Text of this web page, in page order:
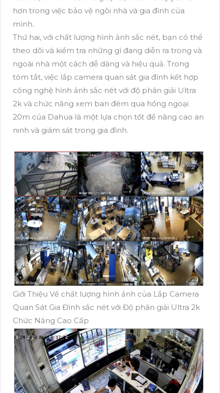
hơn trong việc bảo vệ ngôi nhà và gia đình của
mình.
Thứ hai, với chất lượng hình ảnh sắc nét, bạn có thể
theo dõi và kiểm tra những gì đang diễn ra trong và
ngoài nhà một cách dễ dàng và hiệu quả. Trong
tóm tắt, việc lắp camera quan sát gia đình kết hợp
công nghệ hình ảnh sắc nét với độ phân giải Ultra
2k và chức năng xem ban đêm qua hồng ngoại
20m của Dahua là một lựa chọn tốt để nâng cao an
ninh và giám sát trong gia đình.
Giới Thiệu Về chất lượng hình ảnh của Lắp Camera
Quan Sát Gia Đình sắc nét với Độ phân giải Ultra 2k
Chức Năng Cao Cấp